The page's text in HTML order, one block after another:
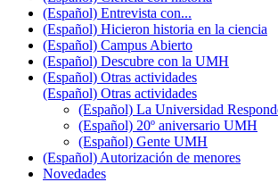
(Español) Entrevista con...
(Español) Hicieron historia en la ciencia
(Español) Campus Abierto
(Español) Descubre con la UMH
(Español) Otras actividades
(Español) Otras actividades
(Español) La Universidad
(Español) 20º aniversario UMH
(Español) Gente UMH
(Español) Autorización de menores
Novedades